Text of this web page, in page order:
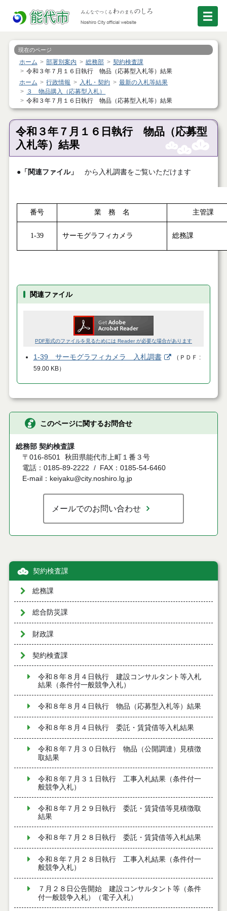
現在のページ
ホーム 部署別案内 総務部
契約検査課
令和３年７月１６日執行 物品（応募型入札等）結果
ホーム
行政情報 入札・契約
最新の入札等結果
３ 物品購入（応募型入札）
令和３年７月１６日執行 物品（応募型入札等）結果
令和３年７月１６日執行 物品（応募型
入札等）結果
●「関連ファイル」 から入札調書をご覧いただけます
番号 業 務 名 主管課
1-39 サーモグラフィカメラ 総務課
関連ファイル
PDF形式のファイルを見るためには Reader が必要な場合があります
1-39 サーモグラフィカメラ 入札調書 （ ＰＤＦ
59.00 KB）
このページに関するお問合せ
総務部 契約検査課
〒016-8501 秋田県能代市上町１番３号
電話：0185-89-2222
FAX：0185-54-6460
E-mail：keiyaku@city.noshiro.lg.jp
メールでのお問い合わせ
契約検査課
総務課
総合防災課
財政課
契約検査課
令和８年８月４日執行 建設コンサルタント等入札
結果（条件付一般競争入札）
令和８年８月４日執行 物品（応募型入札等）結果
令和８年８月４日執行 委託・賃貸借等入札結果
令和８年７月３０日執行 物品（公開調達）見積徴
取結果
令和８年７月３１日執行 工事入札結果（条件付一
般競争入札）
令和８年７月２９日執行 委託・賃貸借等見積徴取
結果
令和８年７月２８日執行 委託・賃貸借等入札結果
令和８年７月２８日執行 工事入札結果（条件付一
般競争入札）
７月２８日公告開始 建設コンサルタント等（条件
付一般競争入札）（電子入札）